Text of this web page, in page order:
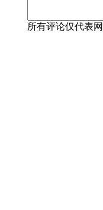
所有评论仅代表